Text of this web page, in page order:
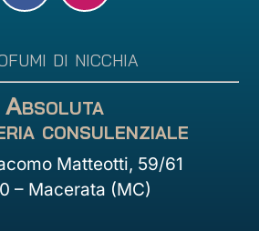
di nicchia
Absoluta
consulenziale
Matteotti, 59/61
– Macerata (MC)